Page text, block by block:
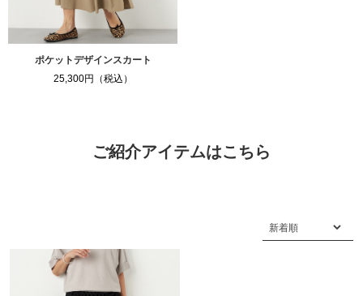
ポケットデザインスカート
25,300円（税込）
ご紹介アイテムはこちら